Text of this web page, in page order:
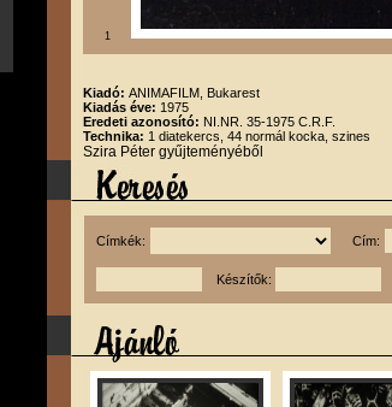
1
Kiadó: ANIMAFILM, Bukarest
Kiadás éve: 1975
Eredeti azonosító: NI.NR. 35-1975 C.R.F.
Technika: 1 diatekercs, 44 normál kocka, szines
Szira Péter gyűjteményéből
Címkék: Cím:
Készítők: